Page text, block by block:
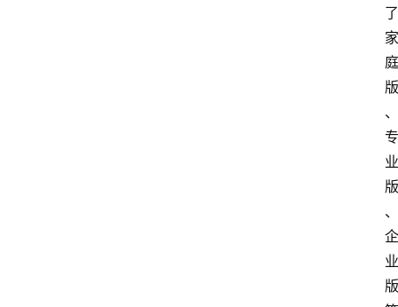
了
家
庭
版
、
专
业
版
、
企
业
版